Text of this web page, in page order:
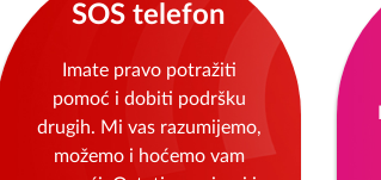
SOS telefon
Imate pravo potražiti
pomoć i dobiti podršku
drugih. Mi vas razumijemo,
možemo i hoćemo vam